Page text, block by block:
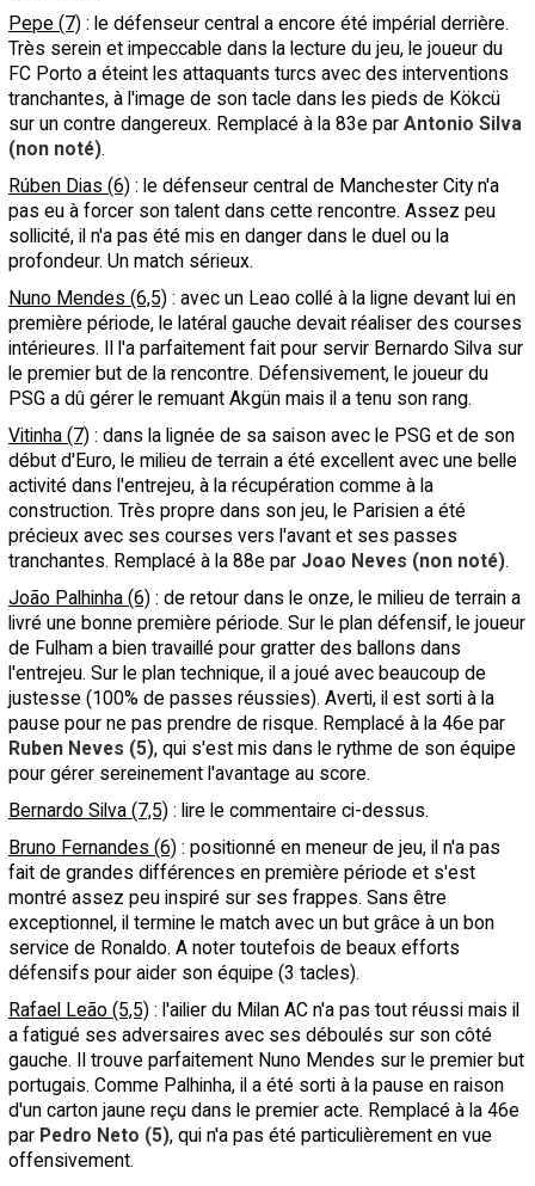
Pepe (7) : le défenseur central a encore été impérial derrière.
Très serein et impeccable dans la lecture du jeu, le joueur du
FC Porto a éteint les attaquants turcs avec des interventions
tranchantes, à l'image de son tacle dans les pieds de Kökcü
sur un contre dangereux. Remplacé à la 83e par Antonio Silva
(non noté).
Rúben Dias (6) : le défenseur central de Manchester City n'a
pas eu à forcer son talent dans cette rencontre. Assez peu
sollicité, il n'a pas été mis en danger dans le duel ou la
profondeur. Un match sérieux.
Nuno Mendes (6,5) : avec un Leao collé à la ligne devant lui en
première période, le latéral gauche devait réaliser des courses
intérieures. Il l'a parfaitement fait pour servir Bernardo Silva sur
le premier but de la rencontre. Défensivement, le joueur du
PSG a dû gérer le remuant Akgün mais il a tenu son rang.
Vitinha (7) : dans la lignée de sa saison avec le PSG et de son
début d'Euro, le milieu de terrain a été excellent avec une belle
activité dans l'entrejeu, à la récupération comme à la
construction. Très propre dans son jeu, le Parisien a été
précieux avec ses courses vers l'avant et ses passes
tranchantes. Remplacé à la 88e par Joao Neves (non noté).
João Palhinha (6) : de retour dans le onze, le milieu de terrain a
livré une bonne première période. Sur le plan défensif, le joueur
de Fulham a bien travaillé pour gratter des ballons dans
l'entrejeu. Sur le plan technique, il a joué avec beaucoup de
justesse (100% de passes réussies). Averti, il est sorti à la
pause pour ne pas prendre de risque. Remplacé à la 46e par
Ruben Neves (5), qui s'est mis dans le rythme de son équipe
pour gérer sereinement l'avantage au score.
Bernardo Silva (7,5) : lire le commentaire ci-dessus.
Bruno Fernandes (6) : positionné en meneur de jeu, il n'a pas
fait de grandes différences en première période et s'est
montré assez peu inspiré sur ses frappes. Sans être
exceptionnel, il termine le match avec un but grâce à un bon
service de Ronaldo. A noter toutefois de beaux efforts
défensifs pour aider son équipe (3 tacles).
Rafael Leão (5,5) : l'ailier du Milan AC n'a pas tout réussi mais il
a fatigué ses adversaires avec ses déboulés sur son côté
gauche. Il trouve parfaitement Nuno Mendes sur le premier but
portugais. Comme Palhinha, il a été sorti à la pause en raison
d'un carton jaune reçu dans le premier acte. Remplacé à la 46e
par Pedro Neto (5), qui n'a pas été particulièrement en vue
offensivement.